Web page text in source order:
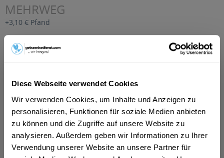
Diese Webseite verwendet Cookies
Wir verwenden Cookies, um Inhalte und Anzeigen zu
personalisieren, Funktionen für soziale Medien anbieten
zu können und die Zugriffe auf unsere Website zu
analysieren. Außerdem geben wir Informationen zu Ihrer
Verwendung unserer Website an unsere Partner für
MEHRWEG
+3,10 € Pfand
In denWarenkorb
Verfügbar in:
Beschreibung
mehr
"Würzburger Hofbräu Pilsner 20 x 0,5l"
Flaschengröße:
0,5 l